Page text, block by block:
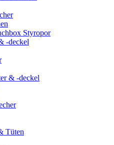
Styropor
-deckel
& -deckel
Tüten